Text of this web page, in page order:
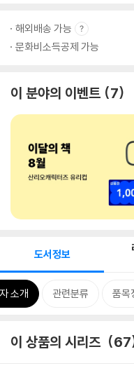
해외배송 가능
문화비소득공제 가능
이 분야의 이벤트 7
도서정보
소개 관련분류 품목
이 상품의 시리즈 67